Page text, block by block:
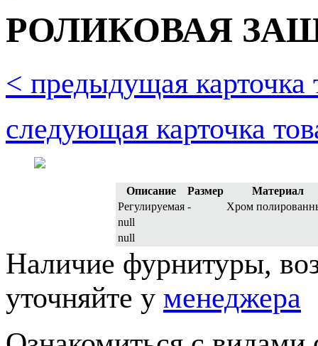
РОЛИКОВАЯ
< предыдущая карточка
следующая карточка
Описание Размер
Материал
Регулируемая -
Хром
null
null
Наличие фурнитуры,
уточняйте у менеджера